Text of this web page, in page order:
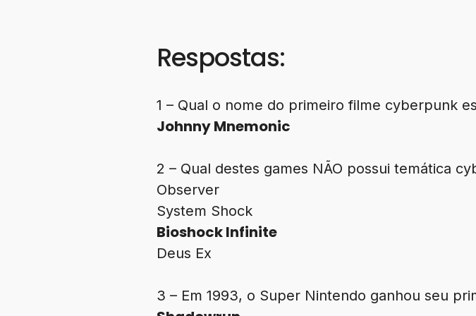
Respostas:
1 – Qual o nome do primeiro filme cyberpunk
Johnny Mnemonic
2 – Qual destes games NÃO possui temática
Observer
System Shock
Bioshock Infinite
Deus Ex
3 – Em 1993, o Super Nintendo ganhou seu